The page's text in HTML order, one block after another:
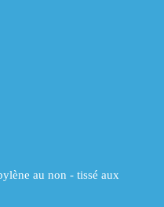
au non - tissé aux